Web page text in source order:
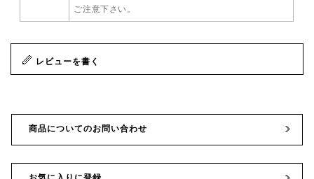
ご注意下さい。
レビューを書く
商品についてのお問い合わせ